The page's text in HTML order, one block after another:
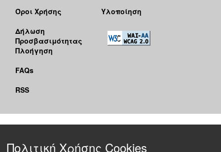
Όροι Χρήσης
Δήλωση
Προσβασιμότητας
Πλοήγηση
FAQs
RSS
Υλοποίηση
Πολιτική Χρήσης Cookies